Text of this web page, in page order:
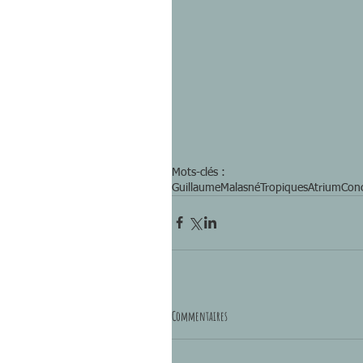
Mots-clés :
GuillaumeMalasnéTropiquesAtrium
Commentaires